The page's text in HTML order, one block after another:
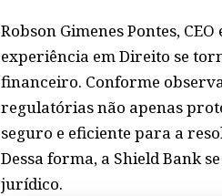
Robson Gimenes Pontes,
experiência em Direito se
financeiro. Conforme
regulatórias não apenas
seguro e eficiente para a
Dessa forma, a Shield Bank
jurídico.